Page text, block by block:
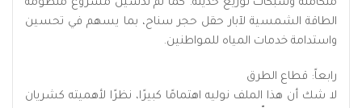
متكاملة وشبكات توزيع حديثة. كما تم تدشين مشروع منظومة
الطاقة الشمسية لآبار حقل حجر سناح، بما يسهم في تحسين
واستدامة خدمات المياه للمواطنين.
رابعاً: قطاع الطرق
لا شك أن هذا الملف نوليه اهتمامًا كبيرًا، نظرًا لأهميته كشريان